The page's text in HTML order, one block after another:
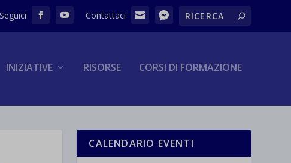
INIZIATIVE RISORSE CORSI DI FORMAZIONE
CALENDARIO EVENTI